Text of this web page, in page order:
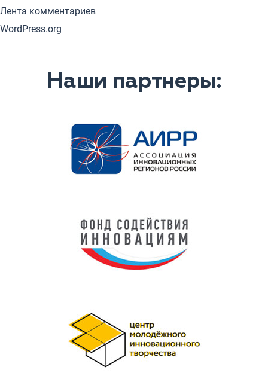
Лента комментариев
WordPress.org
Наши партнеры: